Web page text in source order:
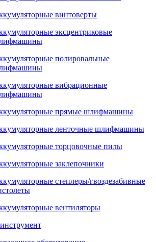
винтоверты
эксцентриковые
полировальные
вибрационные
прямые шлифмашины
ленточные шлифмашины
торцовочные пилы
заклепочники
степлеры/гвоздезабивные
вентиляторы